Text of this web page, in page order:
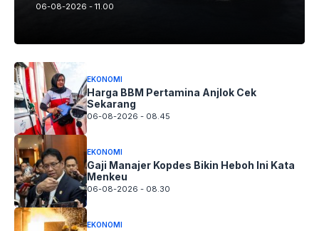
06-08-2026 - 11.00
EKONOMI
Harga BBM Pertamina Anjlok Cek
Sekarang
06-08-2026 - 08.45
EKONOMI
Gaji Manajer Kopdes Bikin Heboh Ini Kata
Menkeu
06-08-2026 - 08.30
EKONOMI